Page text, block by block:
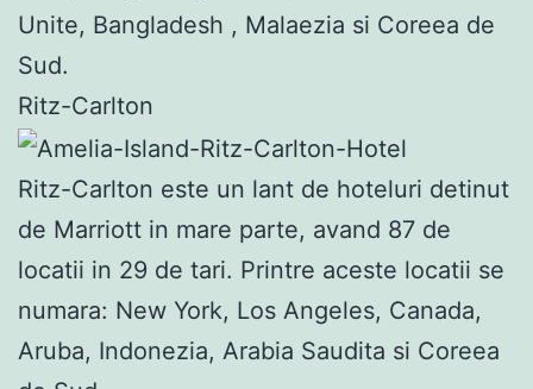
Unite, Bangladesh , Malaezia si Coreea de
Sud.
Ritz-Carlton
Ritz-Carlton este un lant de hoteluri detinut
de Marriott in mare parte, avand 87 de
locatii in 29 de tari. Printre aceste locatii se
numara: New York, Los Angeles, Canada,
Aruba, Indonezia, Arabia Saudita si Coreea